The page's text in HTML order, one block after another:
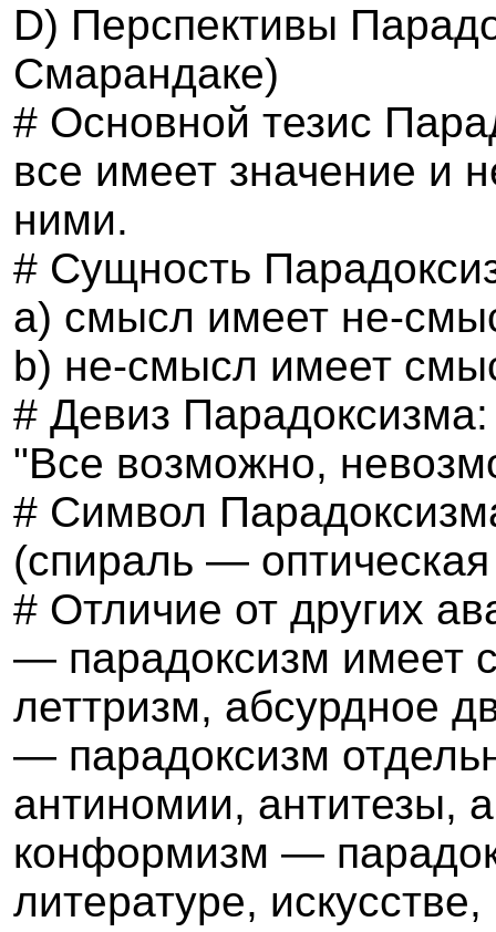
D) Перспективы
Смарандаке)
# Основной тезис
все имеет значение и
ними.
# Сущность
a) смысл имеет не-
b) не-смысл имеет
# Девиз Парадоксизма:
"Все возможно,
# Символ
(спираль —
# Отличие от других
— парадоксизм имеет
леттризм, абсурдное
— парадоксизм
антиномии, антитезы,
конформизм —
литературе,